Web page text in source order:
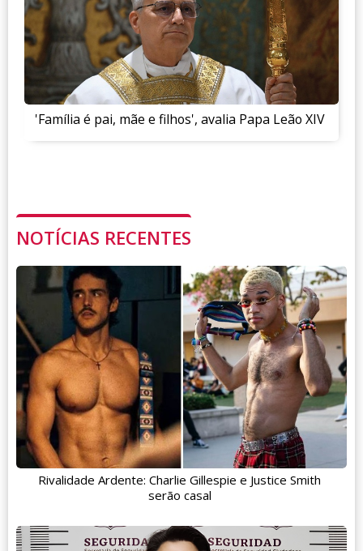
'Família é pai, mãe e filhos', avalia Papa Leão XIV
NOTÍCIAS RECENTES
Rivalidade Ardente: Charlie Gillespie e Justice Smith
serão casal